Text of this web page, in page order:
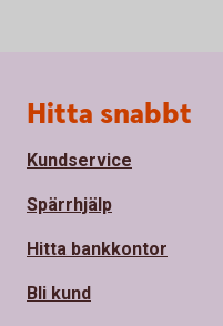
Sidfot
Hitta snabbt
Kundservice
Spärrhjälp
Hitta bankkontor
Bli kund